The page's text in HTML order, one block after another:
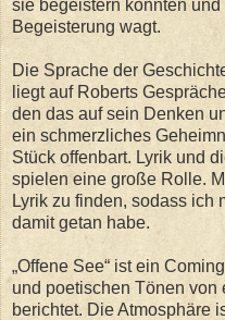
sie begeistern konnten
Begeisterung wagt.
Die Sprache der
liegt auf Roberts
den das auf sein Denken
ein schmerzliches
Stück offenbart. Lyrik und
spielen eine große Rolle.
Lyrik zu finden, sodass ich
damit getan habe.
„Offene See“ ist ein
und poetischen Tönen von
berichtet. Die Atmosphäre